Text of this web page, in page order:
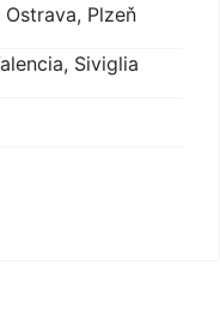
Ostrava, Plzeň
Siviglia